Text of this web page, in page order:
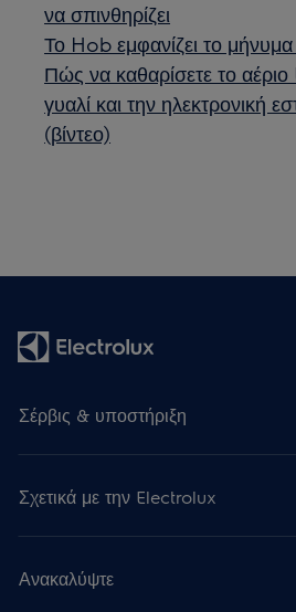
να σπινθηρίζει
Το Hob εμφανίζει το
Πώς να καθαρίσετε το
γυαλί και την ηλεκτρονική
(βίντεο)
Σέρβις & υποστήριξη
Σχετικά με την Electrolux
Ανακαλύψτε